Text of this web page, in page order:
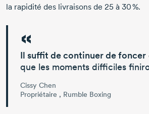
la rapidité des livraisons de 25 à 30 %.
Il suffit de continuer de foncer
que les moments difficiles
Cissy Chen
Propriétaire , Rumble Boxing